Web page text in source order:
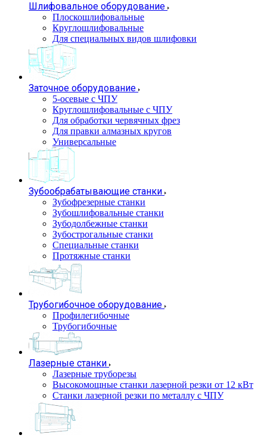
Шлифовальное оборудование
Плоскошлифовальные
Круглошлифовальные
Для специальных видов шлифовки
Заточное оборудование
5-осевые с ЧПУ
Круглошлифовальные с ЧПУ
Для обработки червячных фрез
Для правки алмазных кругов
Универсальные
Зубообрабатывающие станки
Зубофрезерные станки
Зубошлифовальные станки
Зубодолбежные станки
Зубострогальные станки
Специальные станки
Протяжные станки
Трубогибочное оборудование
Профилегибочные
Трубогибочные
Лазерные станки
Лазерные труборезы
Высокомощные станки лазерной резки от 12 кВт
Станки лазерной резки по металлу с ЧПУ